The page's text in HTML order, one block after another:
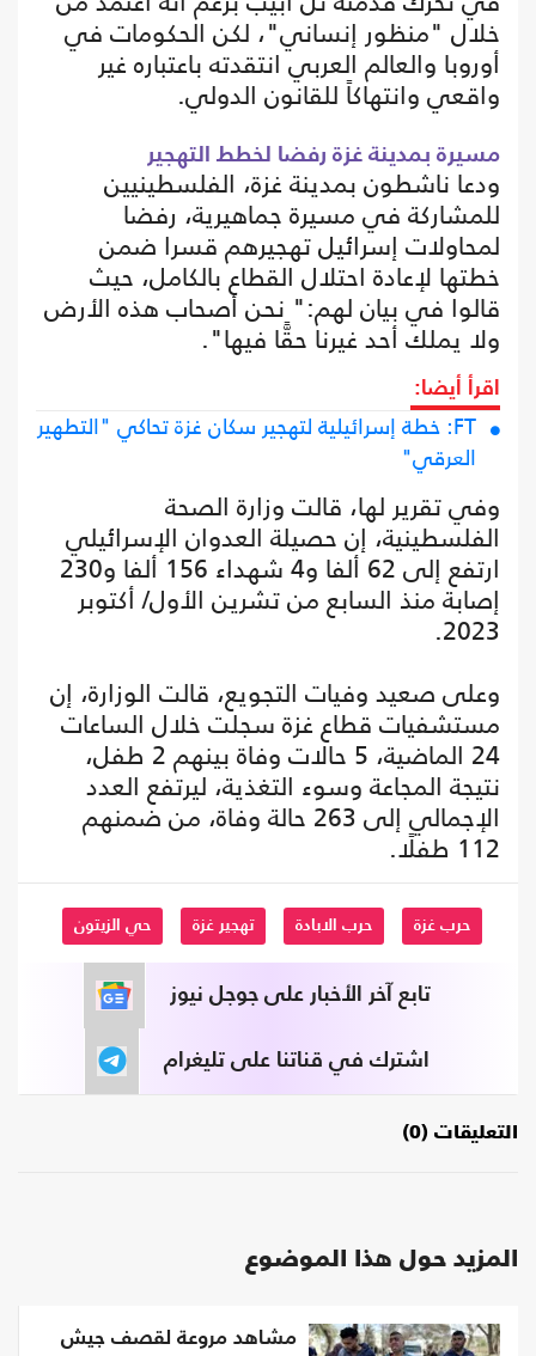
خلال "منظور إنساني"، لكن الحكومات في
أوروبا والعالم العربي انتقدته باعتباره غير
واقعي وانتهاكاً للقانون الدولي.
مسيرة بمدينة غزة رفضا لخطط التهجير
ودعا ناشطون بمدينة غزة، الفلسطينيين
للمشاركة في مسيرة جماهيرية، رفضا
لمحاولات إسرائيل تهجيرهم قسرا ضمن
خطتها لإعادة احتلال القطاع بالكامل، حيث
قالوا في بيان لهم:" نحن أصحاب هذه الأرض
ولا يملك أحد غيرنا حقًّا فيها".
اقرأ أيضا:
FT: خطة إسرائيلية لتهجير سكان غزة تحاكي "التطهير
العرقي"
وفي تقرير لها، قالت وزارة الصحة
الفلسطينية، إن حصيلة العدوان الإسرائيلي
ارتفع إلى 62 ألفا و4 شهداء 156 ألفا و230
إصابة منذ السابع من تشرين الأول/ أكتوبر
2023.
وعلى صعيد وفيات التجويع، قالت الوزارة، إن
مستشفيات قطاع غزة سجلت خلال الساعات
24 الماضية، 5 حالات وفاة بينهم 2 طفل،
نتيجة المجاعة وسوء التغذية، ليرتفع العدد
الإجمالي إلى 263 حالة وفاة، من ضمنهم
112 طفلًا.
حرب غزة حرب الابادة تهجير غزة حي الزيتون
تابع آخر الأخبار على جوجل نيوز
اشترك في قناتنا على تليغرام
التعليقات (0)
المزيد حول هذا الموضوع
مشاهد مروعة لقصف جيش